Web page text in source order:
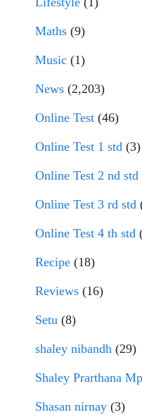
Maths (9)
Music (1)
News (2,203)
Online Test (46)
Online Test 1 std (3)
Online Test 2 nd std
Online Test 3 rd std
Online Test 4 th std
Recipe (18)
Reviews (16)
Setu (8)
shaley nibandh (29)
Shaley Prarthana
Shasan nirnay (3)